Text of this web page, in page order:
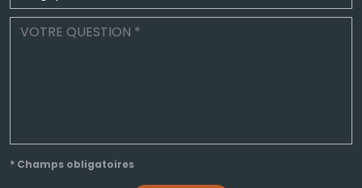
* Champs obligatoires